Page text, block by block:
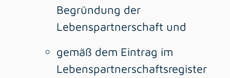
Begründung der
Lebenspartnerschaft und
gemäß dem Eintrag im
Lebenspartnerschaftsregister